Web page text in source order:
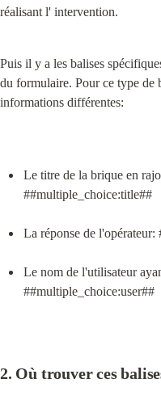
réalisant l' intervention.
Puis il y a les balises
du formulaire. Pour ce type de
informations différentes:
Le titre de la brique en
##multiple_choice:title##
La réponse de
Le nom de l'utilisateur
##multiple_choice:user##
2. Où trouver ces